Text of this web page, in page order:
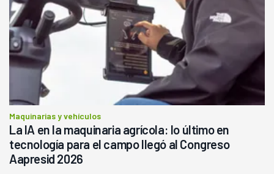
Maquinarias y vehículos
La IA en la maquinaria agrícola: lo último en
tecnología para el campo llegó al Congreso
Aapresid 2026